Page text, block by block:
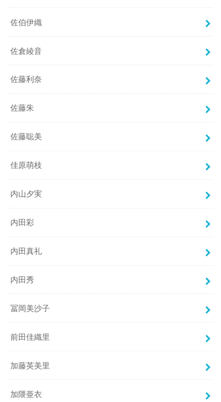
佐伯伊織
佐倉綾音
佐藤利奈
佐藤朱
佐藤聡美
佳原萌枝
内山夕実
内田彩
内田真礼
内田秀
冨岡美沙子
前田佳織里
加藤英美里
加隈亜衣